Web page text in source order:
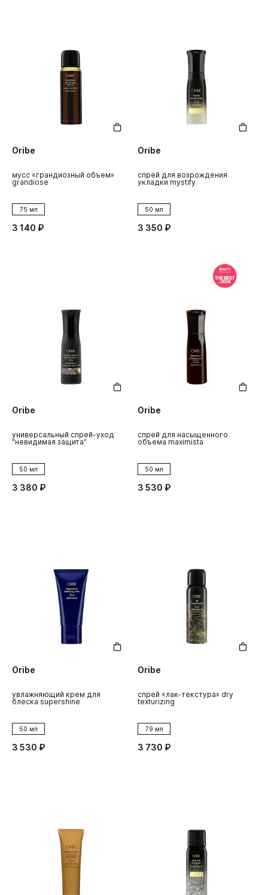
Oribe
мусс «грандиозный объем»
grandiose
75 мл
3 140 ₽
Oribe
спрей для возрождения
укладки mystify
50 мл
3 350 ₽
Oribe
универсальный спрей-уход
"невидимая защита"
50 мл
3 380 ₽
Oribe
спрей для насыщенного
объема maximista
50 мл
3 530 ₽
Oribe
увлажняющий крем для
блеска supershine
50 мл
3 530 ₽
Oribe
спрей «лак-текстура» dry
texturizing
79 мл
3 730 ₽